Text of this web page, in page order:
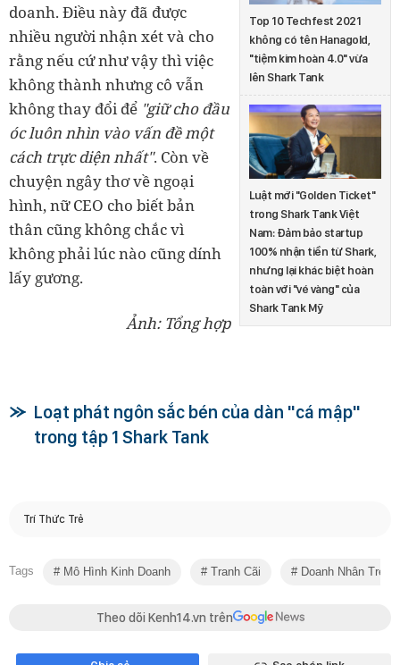
Top 10 Techfest 2021
không có tên Hanagold,
"tiệm kim hoàn 4.0" vừa
lên Shark Tank
Luật mới "Golden Ticket"
trong Shark Tank Việt
Nam: Đảm bảo startup
100% nhận tiền từ Shark,
nhưng lại khác biệt hoàn
toàn với "vé vàng" của
Shark Tank Mỹ
doanh. Điều này đã được
nhiều người nhận xét và cho
rằng nếu cứ như vậy thì việc
không thành nhưng cô vẫn
không thay đổi để "giữ cho đầu
óc luôn nhìn vào vấn đề một
cách trực diện nhất". Còn về
chuyện ngây thơ về ngoại
hình, nữ CEO cho biết bản
thân cũng không chắc vì
không phải lúc nào cũng dính
lấy gương.
Ảnh: Tổng hợp
Loạt phát ngôn sắc bén của dàn "cá mập"
trong tập 1 Shark Tank
Trí Thức Trẻ
Tags Mô Hình Kinh Doanh Tranh Cãi Doanh Nhân Trẻ
Theo dõi Kenh14.vn trên